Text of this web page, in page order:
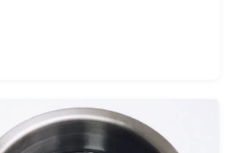
當宵夜。本文分享行程小撇步與
鬆踩點通霄鮮味與人情味，避開